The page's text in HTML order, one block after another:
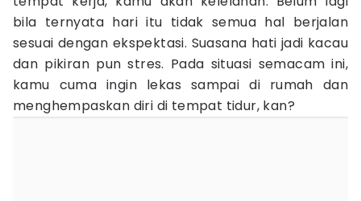
bila ternyata hari itu tidak semua hal berjalan
sesuai dengan ekspektasi. Suasana hati jadi kacau
dan pikiran pun stres. Pada situasi semacam ini,
kamu cuma ingin lekas sampai di rumah dan
menghempaskan diri di tempat tidur, kan?